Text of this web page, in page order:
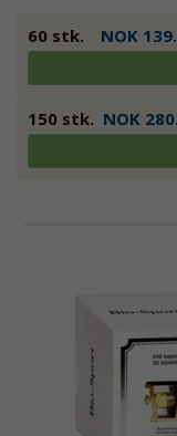
60 stk. NOK
150 stk. NOK